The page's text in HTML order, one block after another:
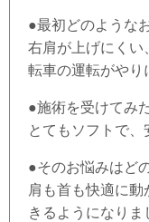
●最初どのような
右肩が上げにくい
転車の運転がやり
●施術を受けてみ
とてもソフトで、
●そのお悩みはど
肩も首も快適に
きるようになりま